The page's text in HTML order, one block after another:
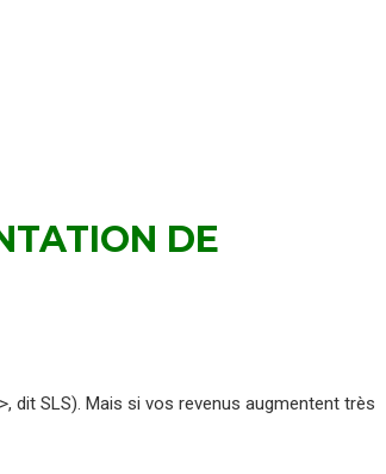
DE
dit SLS). Mais si vos revenus augmentent très